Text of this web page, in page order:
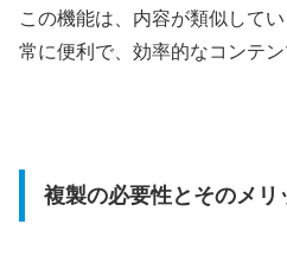
この機能は、内容が類似して
常に便利で、効率的なコンテン
複製の必要性とそのメリ